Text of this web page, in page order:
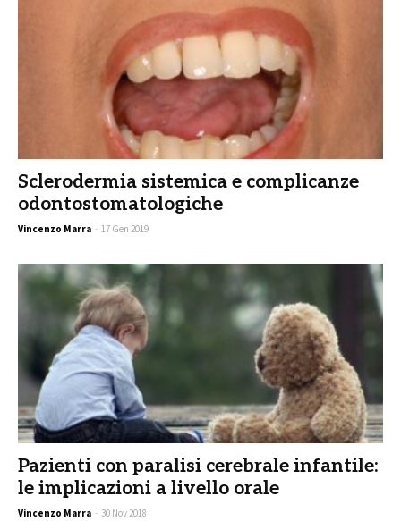
Sclerodermia sistemica e complicanze
odontostomatologiche
Vincenzo Marra - 17 Gen 2019
Pazienti con paralisi cerebrale infantile:
le implicazioni a livello orale
Vincenzo Marra - 30 Nov 2018